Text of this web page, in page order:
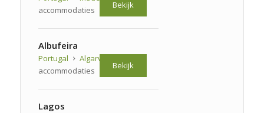
accommodaties
Bekijk
Albufeira
Portugal Algarve
accommodaties
Bekijk
Lagos